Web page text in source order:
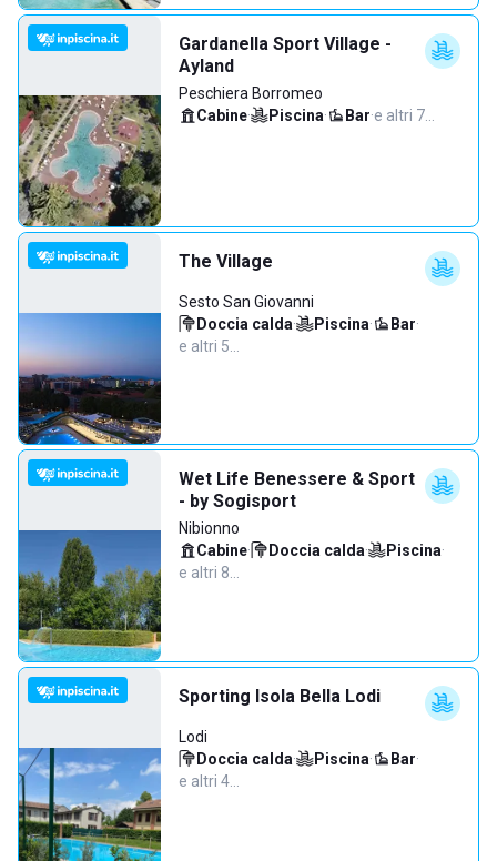
Gardanella Sport Village -
Ayland
Peschiera Borromeo
Cabine· Piscina· Bar·e altri 7…
The Village
Sesto San Giovanni
Doccia calda· Piscina· Bar·
e altri 5…
Wet Life Benessere & Sport
- by Sogisport
Nibionno
Cabine· Doccia calda· Piscina·
e altri 8…
Sporting Isola Bella Lodi
Lodi
Doccia calda· Piscina· Bar·
e altri 4…